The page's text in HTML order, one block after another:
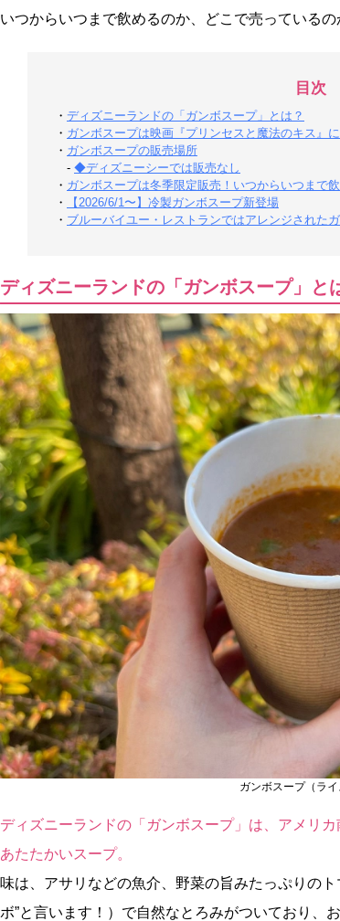
いつからいつまで飲めるのか、どこで売っているの
目次
・ ディズニーランドの「ガンボスープ」とは？
・ ガンボスープは映画『プリンセスと魔法のキス』
・ ガンボスープの販売場所
- ◆ディズニーシーでは販売なし
・ ガンボスープは冬季限定販売！いつからいつまで
・
【2026/6/1〜】冷製ガンボスープ新登場
・ ブルーバイユー・レストランではアレンジされた
ディズニーランドの「ガンボスープ」と
ガンボスープ（ライ
ディズニーランドの「ガンボスープ」は、アメリ
あたたかいスープ。
味は、アサリなどの魚介、野菜の旨みたっぷりの
ボ”と言います！）で自然なとろみがついており、